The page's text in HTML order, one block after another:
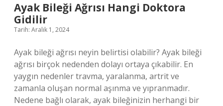
Ayak Bileği Ağrısı Hangi Doktora
Gidilir
Tarih: Aralık 1, 2024
Ayak bileği ağrısı neyin belirtisi olabilir? Ayak bileği
ağrısı birçok nedenden dolayı ortaya çıkabilir. En
yaygın nedenler travma, yaralanma, artrit ve
zamanla oluşan normal aşınma ve yıpranmadır.
Nedene bağlı olarak, ayak bileğinizin herhangi bir